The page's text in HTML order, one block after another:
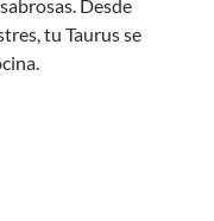
Desde
tu Taurus se